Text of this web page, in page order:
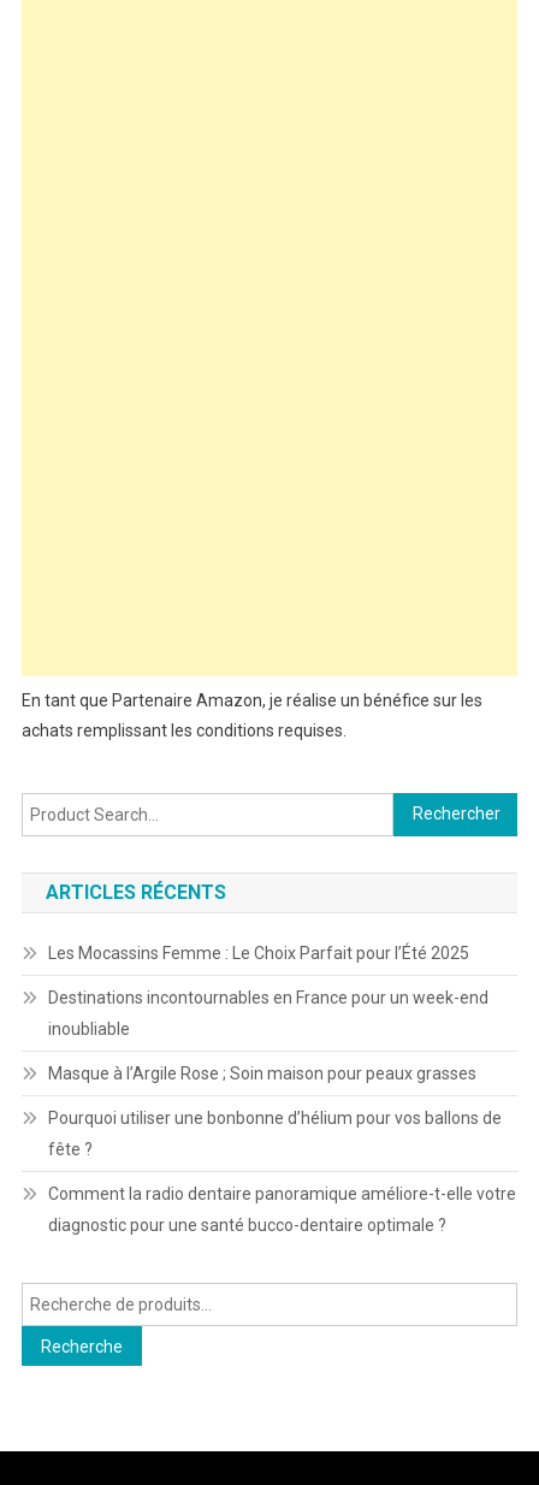
En tant que Partenaire Amazon, je réalise un bénéfice sur les
achats remplissant les conditions requises.
Rechercher :
ARTICLES RÉCENTS
Les Mocassins Femme : Le Choix Parfait pour l’Été 2025
Destinations incontournables en France pour un week-end
inoubliable
Masque à l’Argile Rose ; Soin maison pour peaux grasses
Pourquoi utiliser une bonbonne d’hélium pour vos ballons de
fête ?
Comment la radio dentaire panoramique améliore-t-elle votre
diagnostic pour une santé bucco-dentaire optimale ?
Recherche
pour :
Recherche